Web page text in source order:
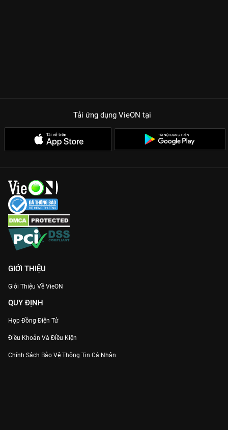
Tải ứng dụng VieON tại
GIỚI THIỆU
Giới Thiệu Về VieON
QUY ĐỊNH
Hợp Đồng Điện Tử
Điều Khoản Và Điều Kiện
Chính Sách Bảo Vệ Thông Tin Cá Nhân